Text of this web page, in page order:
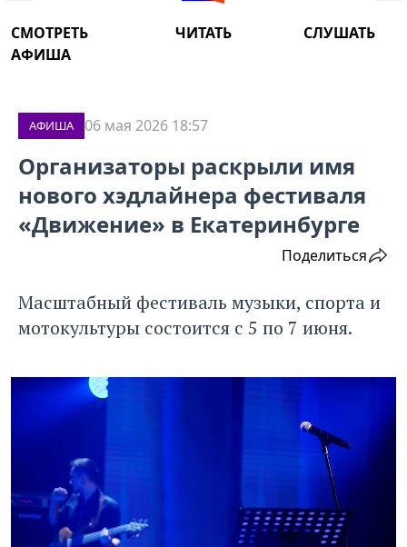
СМОТРЕТЬ ЧИТАТЬ
СЛУШАТЬ
АФИША
АФИША 06 мая 2026 18:57
Организаторы раскрыли имя
нового хэдлайнера фестиваля
«Движение» в Екатеринбурге
Поделиться
Масштабный фестиваль музыки, спорта и
мотокультуры состоится с 5 по 7 июня.